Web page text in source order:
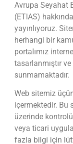
Avrupa Seyahat
(ETIAS)
yayınlıyoruz.
herhangi bir
portalımız
tasarlanmıştır
sunmamaktadır.
Web sitemiz
içermektedir. Bu
üzerinde
veya ticari
fazla bilgi için